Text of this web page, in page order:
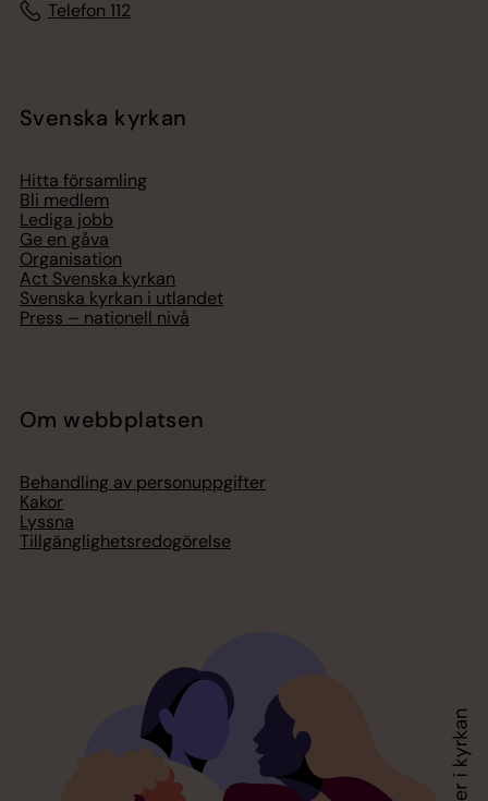
Telefon 112
Svenska kyrkan
Hitta församling
Bli medlem
Lediga jobb
Ge en gåva
Organisation
Act Svenska kyrkan
Svenska kyrkan i utlandet
Press – nationell nivå
Om webbplatsen
Behandling av personuppgifter
Kakor
Lyssna
Tillgänglighetsredogörelse